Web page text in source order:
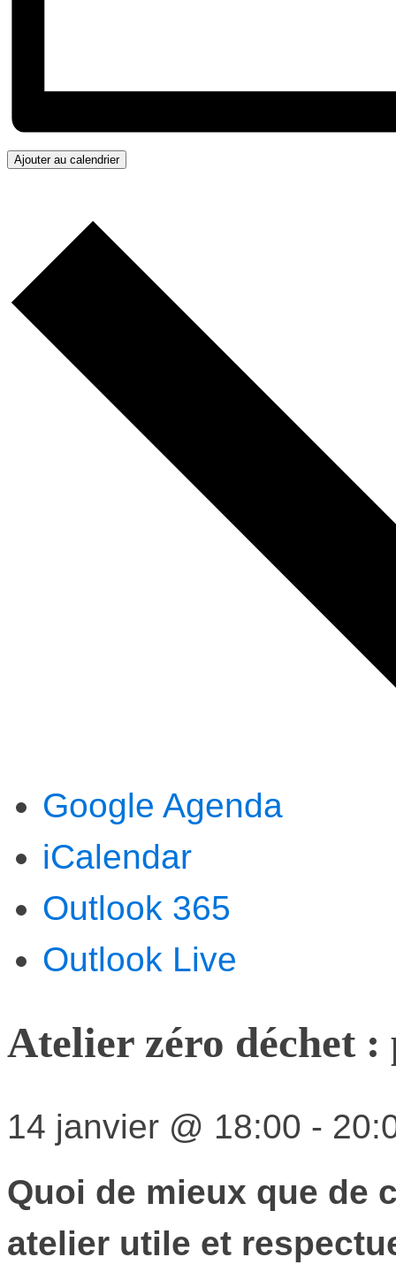
Ajouter au calendrier
Google Agenda
iCalendar
Outlook 365
Outlook Live
Atelier zéro déchet
14 janvier @ 18:00 -
Quoi de mieux que de
atelier utile et